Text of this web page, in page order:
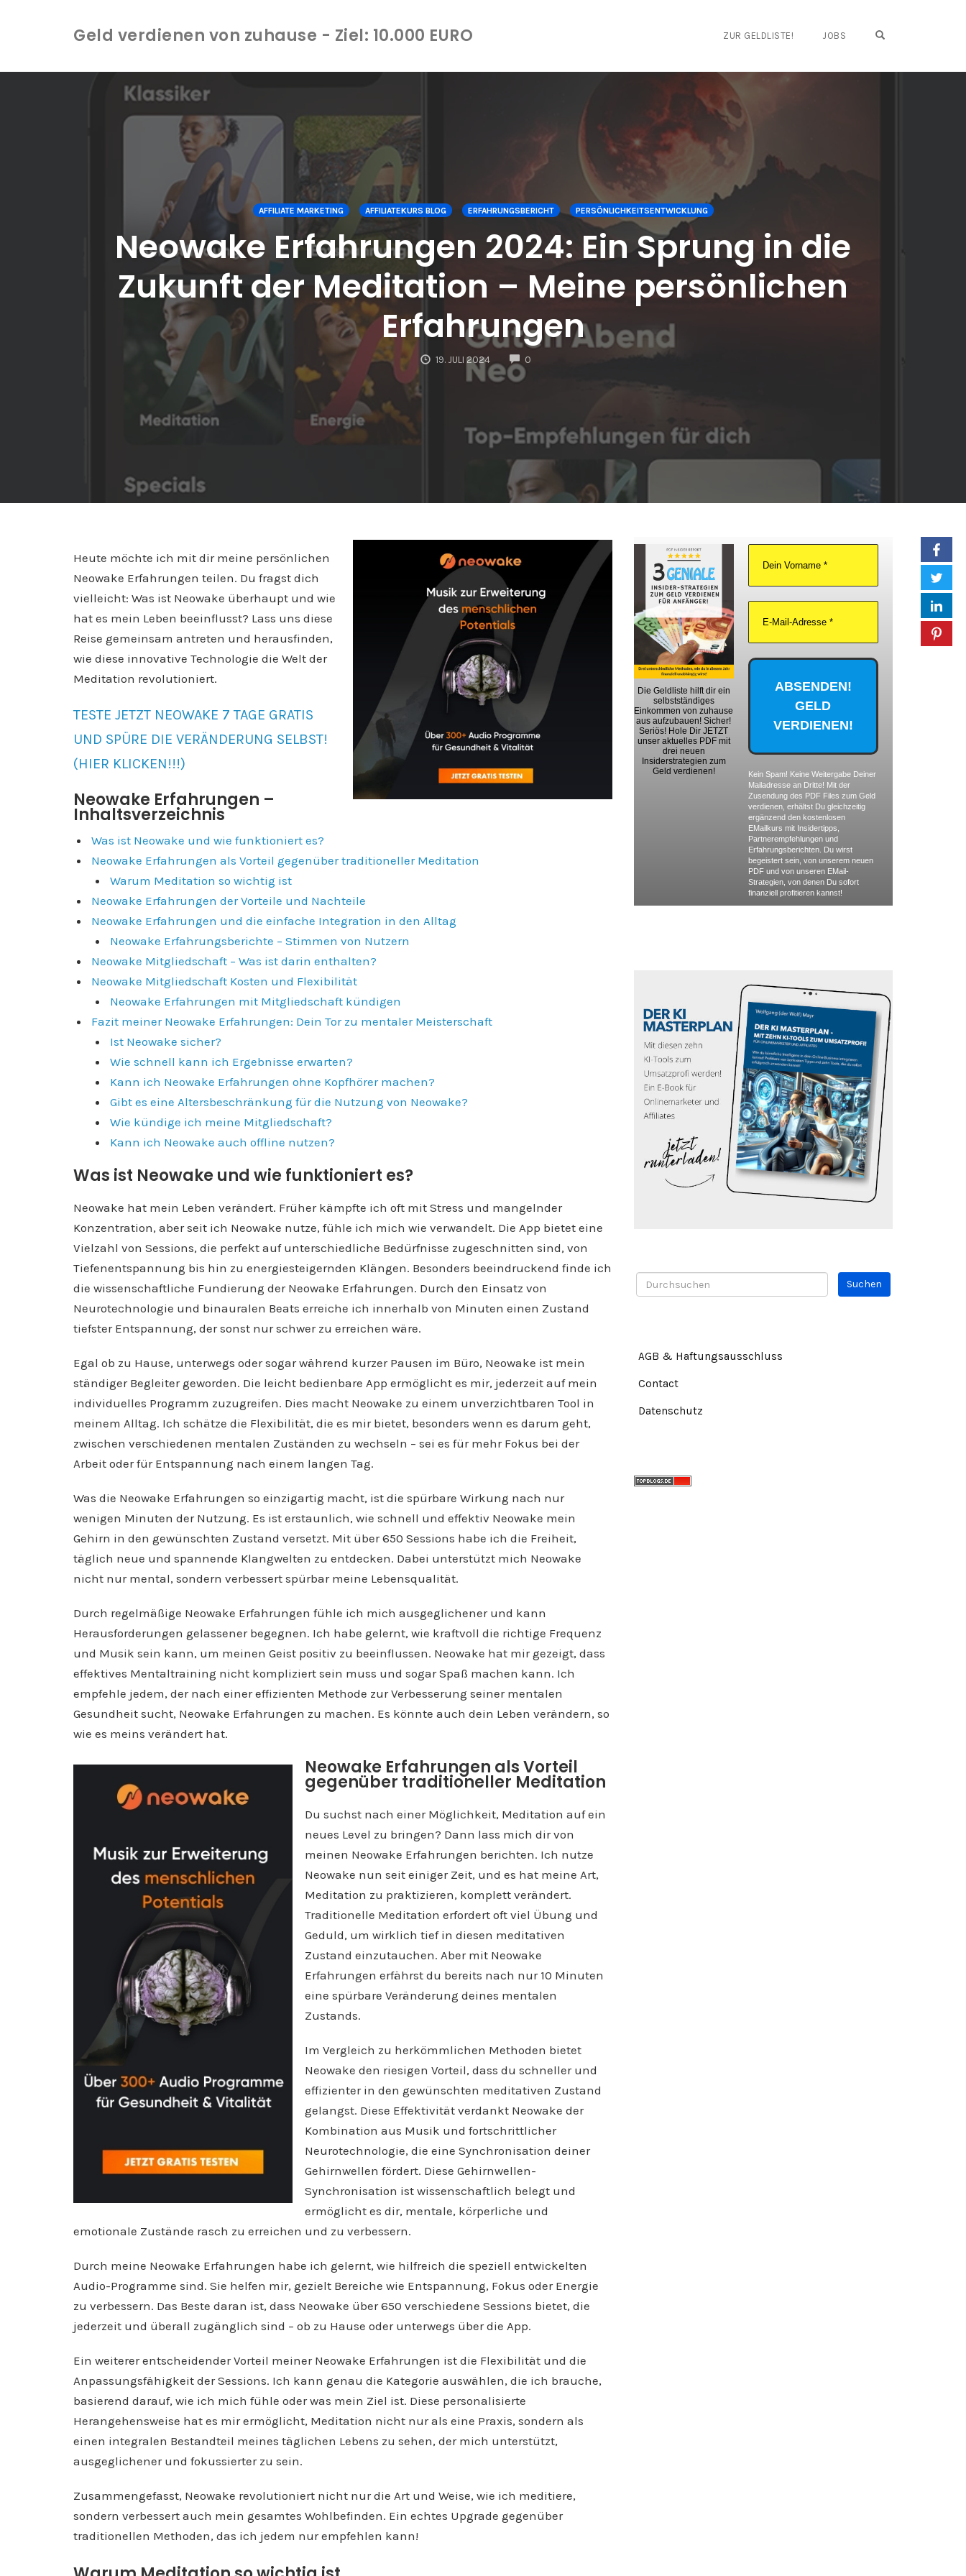
Geld verdienen von zuhause - Ziel: 10.000 EURO ZUR GELDLISTE! JOBS
AFFILIATE MARKETING AFFILIATEKURS BLOG ERFAHRUNGSBERICHT PERSÖNLICHKEITSENTWICKLUNG
Neowake Erfahrungen 2024: Ein Sprung in die
Zukunft der Meditation – Meine persönlichen
Erfahrungen
19. JULI 2024 0COMMENTS
Heute möchte ich mit dir meine persönlichen
Neowake Erfahrungen teilen. Du fragst dich
vielleicht: Was ist Neowake überhaupt und wie
hat es mein Leben beeinflusst? Lass uns diese
Reise gemeinsam antreten und herausfinden,
wie diese innovative Technologie die Welt der
Meditation revolutioniert.
TESTE JETZT NEOWAKE 7 TAGE GRATIS
UND SPÜRE DIE VERÄNDERUNG SELBST!
(HIER KLICKEN!!!)
Neowake Erfahrungen –
Inhaltsverzeichnis
Was ist Neowake und wie funktioniert es?
Neowake Erfahrungen als Vorteil gegenüber traditioneller Meditation
Warum Meditation so wichtig ist
Neowake Erfahrungen der Vorteile und Nachteile
Neowake Erfahrungen und die einfache Integration in den Alltag
Neowake Erfahrungsberichte – Stimmen von Nutzern
Neowake Mitgliedschaft – Was ist darin enthalten?
Neowake Mitgliedschaft Kosten und Flexibilität
Neowake Erfahrungen mit Mitgliedschaft kündigen
Fazit meiner Neowake Erfahrungen: Dein Tor zu mentaler Meisterschaft
Ist Neowake sicher?
Wie schnell kann ich Ergebnisse erwarten?
Kann ich Neowake Erfahrungen ohne Kopfhörer machen?
Gibt es eine Altersbeschränkung für die Nutzung von Neowake?
Wie kündige ich meine Mitgliedschaft?
Kann ich Neowake auch offline nutzen?
Was ist Neowake und wie funktioniert es?
Neowake hat mein Leben verändert. Früher kämpfte ich oft mit Stress und mangelnder
Konzentration, aber seit ich Neowake nutze, fühle ich mich wie verwandelt. Die App bietet eine
Vielzahl von Sessions, die perfekt auf unterschiedliche Bedürfnisse zugeschnitten sind, von
Tiefenentspannung bis hin zu energiesteigernden Klängen. Besonders beeindruckend finde ich
die wissenschaftliche Fundierung der Neowake Erfahrungen. Durch den Einsatz von
Neurotechnologie und binauralen Beats erreiche ich innerhalb von Minuten einen Zustand
tiefster Entspannung, der sonst nur schwer zu erreichen wäre.
Egal ob zu Hause, unterwegs oder sogar während kurzer Pausen im Büro, Neowake ist mein
ständiger Begleiter geworden. Die leicht bedienbare App ermöglicht es mir, jederzeit auf mein
individuelles Programm zuzugreifen. Dies macht Neowake zu einem unverzichtbaren Tool in
meinem Alltag. Ich schätze die Flexibilität, die es mir bietet, besonders wenn es darum geht,
zwischen verschiedenen mentalen Zuständen zu wechseln – sei es für mehr Fokus bei der
Arbeit oder für Entspannung nach einem langen Tag.
Was die Neowake Erfahrungen so einzigartig macht, ist die spürbare Wirkung nach nur
wenigen Minuten der Nutzung. Es ist erstaunlich, wie schnell und effektiv Neowake mein
Gehirn in den gewünschten Zustand versetzt. Mit über 650 Sessions habe ich die Freiheit,
täglich neue und spannende Klangwelten zu entdecken. Dabei unterstützt mich Neowake
nicht nur mental, sondern verbessert spürbar meine Lebensqualität.
Durch regelmäßige Neowake Erfahrungen fühle ich mich ausgeglichener und kann
Herausforderungen gelassener begegnen. Ich habe gelernt, wie kraftvoll die richtige Frequenz
und Musik sein kann, um meinen Geist positiv zu beeinflussen. Neowake hat mir gezeigt, dass
effektives Mentaltraining nicht kompliziert sein muss und sogar Spaß machen kann. Ich
empfehle jedem, der nach einer effizienten Methode zur Verbesserung seiner mentalen
Gesundheit sucht, Neowake Erfahrungen zu machen. Es könnte auch dein Leben verändern, so
wie es meins verändert hat.
Neowake Erfahrungen als Vorteil
gegenüber traditioneller Meditation
Du suchst nach einer Möglichkeit, Meditation auf ein
neues Level zu bringen? Dann lass mich dir von
meinen Neowake Erfahrungen berichten. Ich nutze
Neowake nun seit einiger Zeit, und es hat meine Art,
Meditation zu praktizieren, komplett verändert.
Traditionelle Meditation erfordert oft viel Übung und
Geduld, um wirklich tief in diesen meditativen
Zustand einzutauchen. Aber mit Neowake
Erfahrungen erfährst du bereits nach nur 10 Minuten
eine spürbare Veränderung deines mentalen
Zustands.
Im Vergleich zu herkömmlichen Methoden bietet
Neowake den riesigen Vorteil, dass du schneller und
effizienter in den gewünschten meditativen Zustand
gelangst. Diese Effektivität verdankt Neowake der
Kombination aus Musik und fortschrittlicher
Neurotechnologie, die eine Synchronisation deiner
Gehirnwellen fördert. Diese Gehirnwellen-
Synchronisation ist wissenschaftlich belegt und
ermöglicht es dir, mentale, körperliche und
emotionale Zustände rasch zu erreichen und zu verbessern.
Durch meine Neowake Erfahrungen habe ich gelernt, wie hilfreich die speziell entwickelten
Audio-Programme sind. Sie helfen mir, gezielt Bereiche wie Entspannung, Fokus oder Energie
zu verbessern. Das Beste daran ist, dass Neowake über 650 verschiedene Sessions bietet, die
jederzeit und überall zugänglich sind – ob zu Hause oder unterwegs über die App.
Ein weiterer entscheidender Vorteil meiner Neowake Erfahrungen ist die Flexibilität und die
Anpassungsfähigkeit der Sessions. Ich kann genau die Kategorie auswählen, die ich brauche,
basierend darauf, wie ich mich fühle oder was mein Ziel ist. Diese personalisierte
Herangehensweise hat es mir ermöglicht, Meditation nicht nur als eine Praxis, sondern als
einen integralen Bestandteil meines täglichen Lebens zu sehen, der mich unterstützt,
ausgeglichener und fokussierter zu sein.
Zusammengefasst, Neowake revolutioniert nicht nur die Art und Weise, wie ich meditiere,
sondern verbessert auch mein gesamtes Wohlbefinden. Ein echtes Upgrade gegenüber
traditionellen Methoden, das ich jedem nur empfehlen kann!
Die Geldliste hilft dir ein
selbstständiges
Einkommen von zuhause
aus aufzubauen! Sicher!
Seriös! Hole Dir JETZT
unser aktuelles PDF mit
drei neuen
Insiderstrategien zum
Geld verdienen!
Kein Spam! Keine Weitergabe Deiner
Mailadresse an Dritte! Mit der
Zusendung des PDF Files zum Geld
verdienen, erhältst Du gleichzeitig
ergänzend den kostenlosen
EMailkurs mit Insidertipps,
Partnerempfehlungen und
Erfahrungsberichten. Du wirst
begeistert sein, von unserem neuen
PDF und von unseren EMail-
Strategien, von denen Du sofort
finanziell profitieren kannst!
AGB & Haftungsausschluss
Contact
Datenschutz